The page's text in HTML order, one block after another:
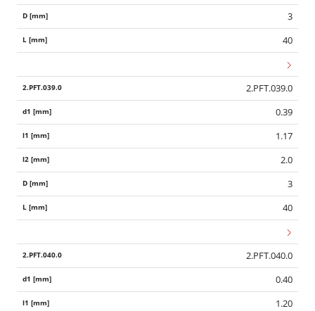
3
40
2.PFT.039.0
0.39
1.17
2.0
3
40
2.PFT.040.0
0.40
1.20